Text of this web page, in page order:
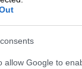
allow Google to
στις αρχές
στη